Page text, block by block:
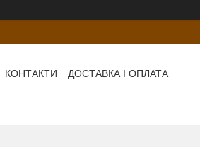
КОНТАКТИ
ДОСТАВКА І ОПЛАТА